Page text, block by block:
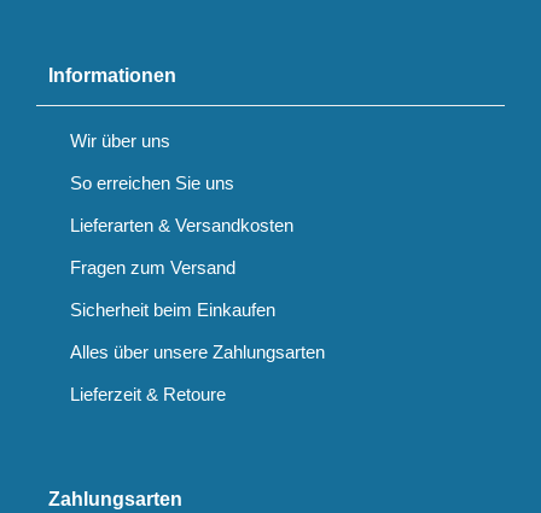
Informationen
Wir über uns
So erreichen Sie uns
Lieferarten & Versandkosten
Fragen zum Versand
Sicherheit beim Einkaufen
Alles über unsere Zahlungsarten
Lieferzeit & Retoure
Zahlungsarten